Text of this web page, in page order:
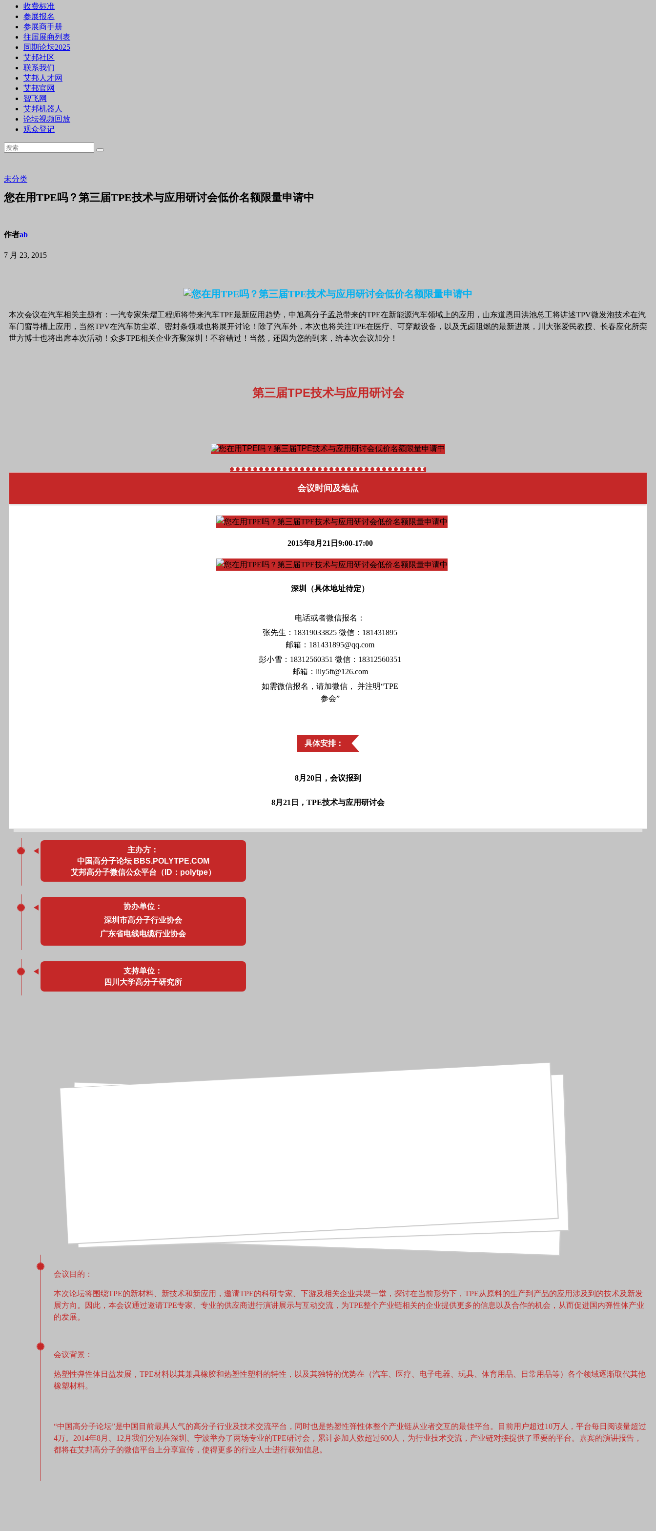
收费标准
参展报名
参展商手册
往届展商列表
同期论坛2025
艾邦社区
联系我们
艾邦人才网
艾邦官网
智飞网
艾邦机器人
论坛视频回放
观众登记
未分类
您在用TPE吗？第三届TPE技术与应用研讨会低价名额限量申请中
作者ab
7 月 23, 2015
本次会议在汽车相关主题有：一汽专家朱熠工程师将带来汽车TPE最新应用趋势，中旭高分子孟总带来的TPE在新能源汽车领域上的应用，山东道恩田洪池总工将讲述TPV微发泡技术在汽
车门窗导槽上应用，当然TPV在汽车防尘罩、密封条领域也将展开讨论！除了汽车外，本次也将关注TPE在医疗、可穿戴设备，以及无卤阻燃的最新进展，川大张爱民教授、长春应化所栾
世方博士也将出席本次活动！众多TPE相关企业齐聚深圳！不容错过！当然，还因为您的到来，给本次会议加分！
第三届TPE技术与应用研讨会
会议时间及地点
2015年8月21日9:00-17:00
深圳（具体地址待定）
电话或者微信报名：
张先生：18319033825 微信：181431895
邮箱：181431895@qq.com
彭小雪：18312560351 微信：18312560351
邮箱：lily5ft@126.com
如需微信报名，请加微信， 并注明“TPE
参会”
具体安排：
8月20日，会议报到
8月21日，TPE技术与应用研讨会
主办方：
中国高分子论坛 BBS.POLYTPE.COM
艾邦高分子微信公众平台（ID：polytpe）
协办单位：
深圳市高分子行业协会
广东省电线电缆行业协会
支持单位：
四川大学高分子研究所
会议目的：
本次论坛将围绕TPE的新材料、新技术和新应用，邀请TPE的科研专家、下游及相关企业共聚一堂，探讨在当前形势下，TPE从原料的生产到产品的应用涉及到的技术及新发
展方向。因此，本会议通过邀请TPE专家、专业的供应商进行演讲展示与互动交流，为TPE整个产业链相关的企业提供更多的信息以及合作的机会，从而促进国内弹性体产业
的发展。
会议背景：
热塑性弹性体日益发展，TPE材料以其兼具橡胶和热塑性塑料的特性，以及其独特的优势在（汽车、医疗、电子电器、玩具、体育用品、日常用品等）各个领域逐渐取代其他
橡塑材料。
“中国高分子论坛”是中国目前最具人气的高分子行业及技术交流平台，同时也是热塑性弹性体整个产业链从业者交互的最佳平台。目前用户超过10万人，平台每日阅读量超过
4万。2014年8月、12月我们分别在深圳、宁波举办了两场专业的TPE研讨会，累计参加人数超过600人，为行业技术交流，产业链对接提供了重要的平台。嘉宾的演讲报告，
都将在艾邦高分子的微信平台上分享宣传，使得更多的行业人士进行获知信息。